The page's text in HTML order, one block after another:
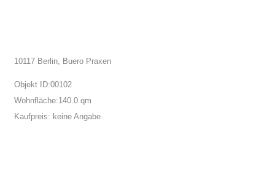
10117 Berlin, Buero Praxen
Objekt ID:00102
Wohnfläche:140.0 qm
Kaufpreis: keine Angabe